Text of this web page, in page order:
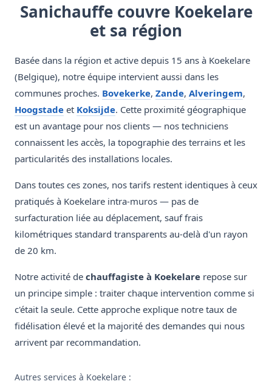
Sanichauffe couvre Koekelare
et sa région
Basée dans la région et active depuis 15 ans à Koekelare
(Belgique), notre équipe intervient aussi dans les
communes proches. Bovekerke, Zande, Alveringem,
Hoogstade et Koksijde. Cette proximité géographique
est un avantage pour nos clients — nos techniciens
connaissent les accès, la topographie des terrains et les
particularités des installations locales.
Dans toutes ces zones, nos tarifs restent identiques à ceux
pratiqués à Koekelare intra-muros — pas de
surfacturation liée au déplacement, sauf frais
kilométriques standard transparents au-delà d'un rayon
de 20 km.
Notre activité de chauffagiste à Koekelare repose sur
un principe simple : traiter chaque intervention comme si
c'était la seule. Cette approche explique notre taux de
fidélisation élevé et la majorité des demandes qui nous
arrivent par recommandation.
Autres services à Koekelare :